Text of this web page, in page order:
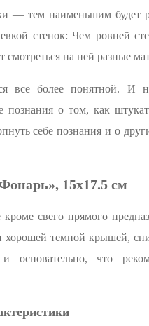
— тем наименьшим будет
стенок: Чем ровней
на ней разные
все более понятной.
о том, как
себе познания и о
15х17.5 см
свего прямого
темной крышей,
основательно, что